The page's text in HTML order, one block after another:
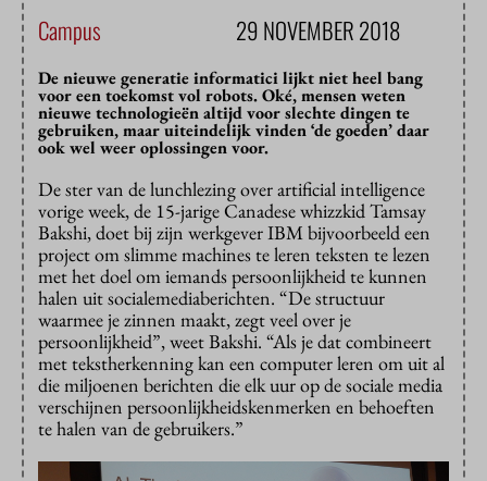
Campus 29 NOVEMBER 2018
De nieuwe generatie informatici lijkt niet heel bang
voor een toekomst vol robots. Oké, mensen weten
nieuwe technologieën altijd voor slechte dingen te
gebruiken, maar uiteindelijk vinden ‘de goeden’ daar
ook wel weer oplossingen voor.
De ster van de lunchlezing over artificial intelligence
vorige week, de 15-jarige Canadese whizzkid Tamsay
Bakshi, doet bij zijn werkgever IBM bijvoorbeeld een
project om slimme machines te leren teksten te lezen
met het doel om iemands persoonlijkheid te kunnen
halen uit socialemediaberichten. “De structuur
waarmee je zinnen maakt, zegt veel over je
persoonlijkheid”, weet Bakshi. “Als je dat combineert
met tekstherkenning kan een computer leren om uit al
die miljoenen berichten die elk uur op de sociale media
verschijnen persoonlijkheidskenmerken en behoeften
te halen van de gebruikers.”